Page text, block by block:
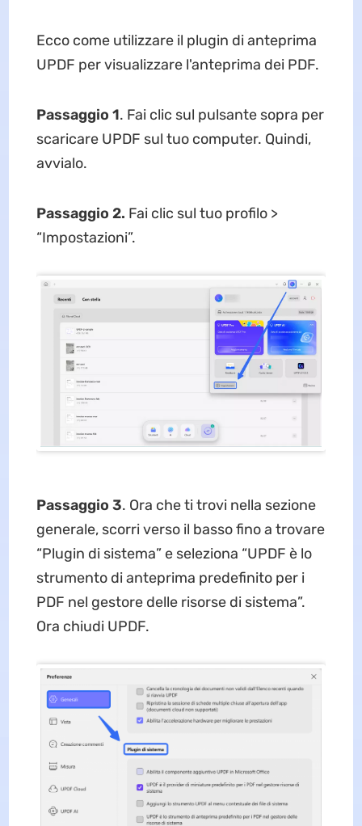
Ecco come utilizzare il plugin di anteprima
UPDF per visualizzare l'anteprima dei PDF.
Passaggio 1. Fai clic sul pulsante sopra per
scaricare UPDF sul tuo computer. Quindi,
avvialo.
Passaggio 2. Fai clic sul tuo profilo >
“Impostazioni”.
Passaggio 3. Ora che ti trovi nella sezione
generale, scorri verso il basso fino a trovare
“Plugin di sistema” e seleziona “UPDF è lo
strumento di anteprima predefinito per i
PDF nel gestore delle risorse di sistema”.
Ora chiudi UPDF.